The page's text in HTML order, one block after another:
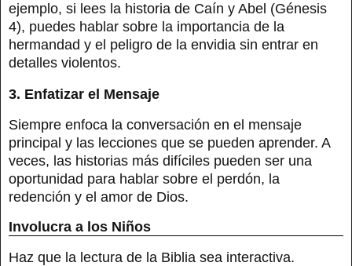
ejemplo, si lees la historia de Caín y Abel (Génesis
4), puedes hablar sobre la importancia de la
hermandad y el peligro de la envidia sin entrar en
detalles violentos.
3. Enfatizar el Mensaje
Siempre enfoca la conversación en el mensaje
principal y las lecciones que se pueden aprender. A
veces, las historias más difíciles pueden ser una
oportunidad para hablar sobre el perdón, la
redención y el amor de Dios.
Involucra a los Niños
Haz que la lectura de la Biblia sea interactiva.